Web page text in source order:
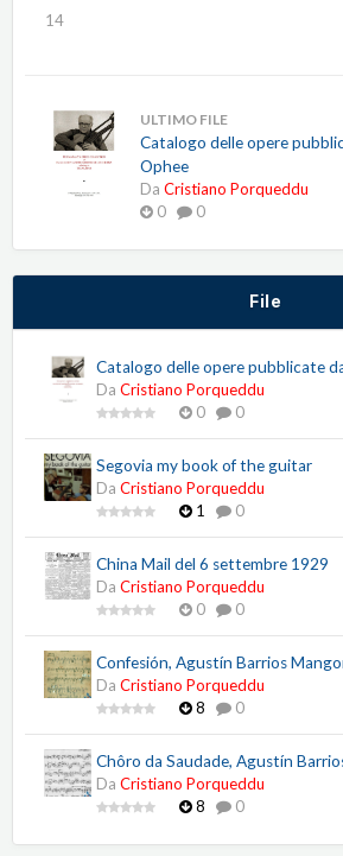
14
ULTIMO FILE
Catalogo delle opere
Ophee
Da Cristiano Porqueddu
0
0
File
Catalogo delle opere pubblicate
Da Cristiano Porqueddu
0
0
Segovia my book of the guitar
Da Cristiano Porqueddu
1
0
China Mail del 6 settembre 1929
Da Cristiano Porqueddu
0
0
Confesión, Agustín Barrios
Da Cristiano Porqueddu
8
0
Chôro da Saudade, Agustín
Da Cristiano Porqueddu
8
0